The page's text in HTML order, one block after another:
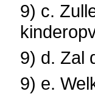
9) c.
9) d. Zal
9) e.